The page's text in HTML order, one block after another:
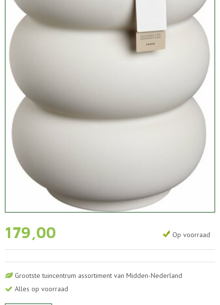
179,00 Op voorraad
Grootste tuincentrum assortiment van Midden-Nederland
Alles op voorraad